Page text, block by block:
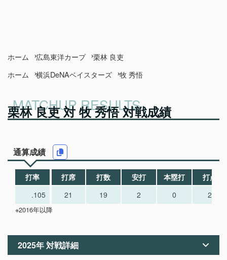
ホーム 広島東洋カープ
栗林 良吏
ホーム
横浜DeNAベイスターズ 牧 秀悟
栗林 良吏 対 牧 秀悟 対戦成績
通算成績
打率 打席 打数 安打 本塁打
打点
.105
21 19 2 0 2
※2016年以降
2025年 対戦詳細